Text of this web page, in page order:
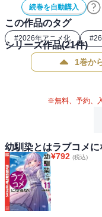
続巻を自動購入
この作品のタグ
#2026年アニメ化 #
シリーズ作品(21件)
1巻か
※無料、予約、
幼馴染とはラブコメに
¥792 (税込)